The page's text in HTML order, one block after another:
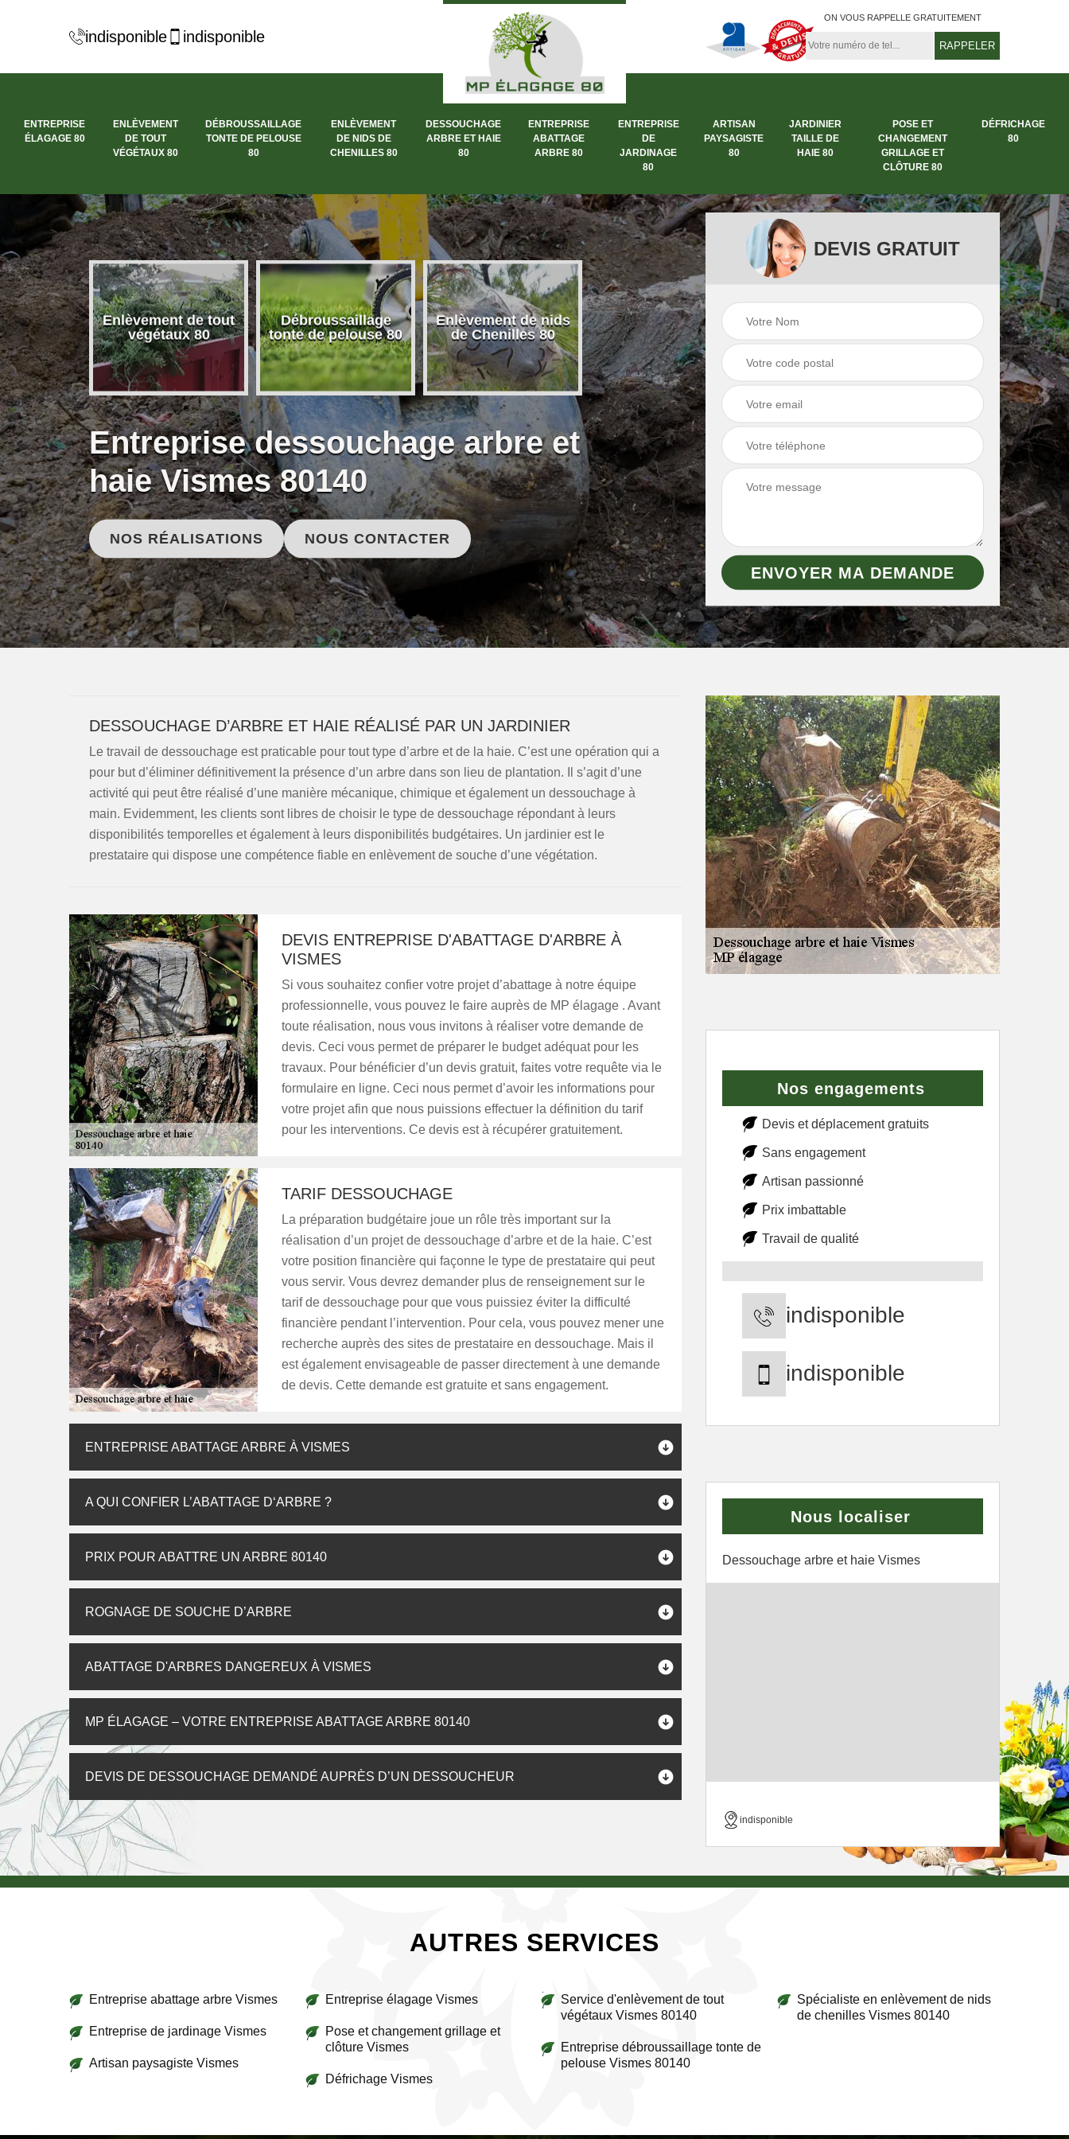
indisponible indisponible
ON VOUS RAPPELLE GRATUITEMENT
ENTREPRISE
ÉLAGAGE 80
ENLÈVEMENT
DE TOUT
VÉGÉTAUX 80
DÉBROUSSAILLAGE
TONTE DE PELOUSE
80
ENLÈVEMENT
DE NIDS DE
CHENILLES 80
DESSOUCHAGE
ARBRE ET HAIE
80
ENTREPRISE
ABATTAGE
ARBRE 80
ENTREPRISE
DE
JARDINAGE
80
ARTISAN
PAYSAGISTE
80
JARDINIER
TAILLE DE
HAIE 80
POSE ET
CHANGEMENT
GRILLAGE ET
CLÔTURE 80
DÉFRICHAGE
80
élagage
Enlèvement de tout
végétaux 80
Débroussaillage
tonte de pelouse 80
Enlèvement de nids
de Chenilles 80
Dessouchage arbre
et haie 80
Entreprise abattage
Entreprise de
jardinage 80
Entreprise dessouchage arbre et
haie Vismes 80140
NOS RÉALISATIONS NOUS CONTACTER
DEVIS GRATUIT
DESSOUCHAGE D’ARBRE ET HAIE RÉALISÉ PAR UN JARDINIER
Le travail de dessouchage est praticable pour tout type d’arbre et de la haie. C’est une opération qui a
pour but d’éliminer définitivement la présence d’un arbre dans son lieu de plantation. Il s’agit d’une
activité qui peut être réalisé d’une manière mécanique, chimique et également un dessouchage à
main. Evidemment, les clients sont libres de choisir le type de dessouchage répondant à leurs
disponibilités temporelles et également à leurs disponibilités budgétaires. Un jardinier est le
prestataire qui dispose une compétence fiable en enlèvement de souche d’une végétation.
DEVIS ENTREPRISE D'ABATTAGE D'ARBRE À
VISMES
Si vous souhaitez confier votre projet d’abattage à notre équipe
professionnelle, vous pouvez le faire auprès de MP élagage . Avant
toute réalisation, nous vous invitons à réaliser votre demande de
devis. Ceci vous permet de préparer le budget adéquat pour les
travaux. Pour bénéficier d’un devis gratuit, faites votre requête via le
formulaire en ligne. Ceci nous permet d’avoir les informations pour
votre projet afin que nous puissions effectuer la définition du tarif
pour les interventions. Ce devis est à récupérer gratuitement.
TARIF DESSOUCHAGE
La préparation budgétaire joue un rôle très important sur la
réalisation d’un projet de dessouchage d’arbre et de la haie. C’est
votre position financière qui façonne le type de prestataire qui peut
vous servir. Vous devrez demander plus de renseignement sur le
tarif de dessouchage pour que vous puissiez éviter la difficulté
financière pendant l’intervention. Pour cela, vous pouvez mener une
recherche auprès des sites de prestataire en dessouchage. Mais il
est également envisageable de passer directement à une demande
de devis. Cette demande est gratuite et sans engagement.
ENTREPRISE ABATTAGE ARBRE À VISMES
A QUI CONFIER L’ABATTAGE D‘ARBRE ?
PRIX POUR ABATTRE UN ARBRE 80140
ROGNAGE DE SOUCHE D’ARBRE
ABATTAGE D'ARBRES DANGEREUX À VISMES
MP ÉLAGAGE – VOTRE ENTREPRISE ABATTAGE ARBRE 80140
DEVIS DE DESSOUCHAGE DEMANDÉ AUPRÈS D’UN DESSOUCHEUR
Nos engagements
Devis et déplacement gratuits
Sans engagement
Artisan passionné
Prix imbattable
Travail de qualité
indisponible
indisponible
Nous localiser
Dessouchage arbre et haie Vismes
indisponible
AUTRES SERVICES
Entreprise abattage arbre Vismes
Entreprise de jardinage Vismes
Artisan paysagiste Vismes
Entreprise élagage Vismes
Pose et changement grillage et
clôture Vismes
Défrichage Vismes
Service d'enlèvement de tout
végétaux Vismes 80140
Entreprise débroussaillage tonte de
pelouse Vismes 80140
Spécialiste en enlèvement de nids
de chenilles Vismes 80140